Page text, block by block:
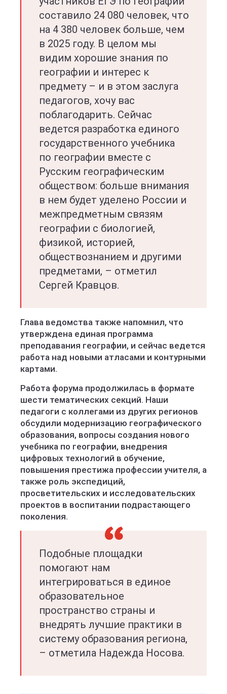
составило 24 080 человек, что
на 4 380 человек больше, чем
в 2025 году. В целом мы
видим хорошие знания по
географии и интерес к
предмету – и в этом заслуга
педагогов, хочу вас
поблагодарить. Сейчас
ведется разработка единого
государственного учебника
по географии вместе с
Русским географическим
обществом: больше внимания
в нем будет уделено России и
межпредметным связям
географии с биологией,
физикой, историей,
обществознанием и другими
предметами, – отметил
Сергей Кравцов.
Глава ведомства также напомнил, что
утверждена единая программа
преподавания географии, и сейчас ведется
работа над новыми атласами и контурными
картами.
Работа форума продолжилась в формате
шести тематических секций. Наши
педагоги с коллегами из других регионов
обсудили модернизацию географического
образования, вопросы создания нового
учебника по географии, внедрения
цифровых технологий в обучение,
повышения престижа профессии учителя, а
также роль экспедиций,
просветительских и исследовательских
проектов в воспитании подрастающего
поколения.
Подобные площадки
помогают нам
интегрироваться в единое
образовательное
пространство страны и
внедрять лучшие практики в
систему образования региона,
– отметила Надежда Носова.